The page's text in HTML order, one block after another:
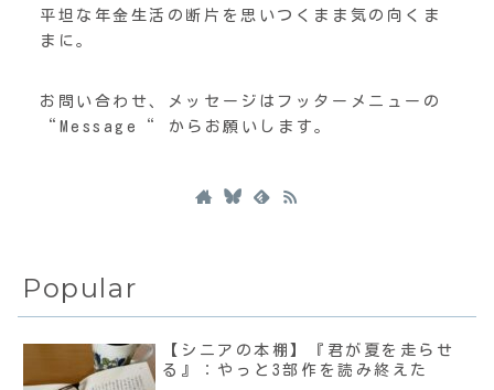
平坦な年金生活の断片を思いつくまま気の向くま
まに。
お問い合わせ、メッセージはフッターメニューの
“Message“ からお願いします。
Popular
【シニアの本棚】『君が夏を走らせ
る』：やっと3部作を読み終えた